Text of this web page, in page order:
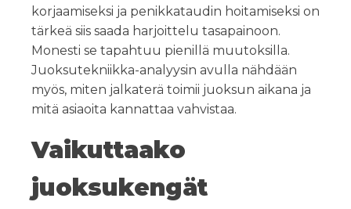
korjaamiseksi ja penikkataudin hoitamiseksi on
tärkeä siis saada harjoittelu tasapainoon.
Monesti se tapahtuu pienillä muutoksilla.
Juoksutekniikka-analyysin avulla nähdään
myös, miten jalkaterä toimii juoksun aikana ja
mitä asiaoita kannattaa vahvistaa.
Vaikuttaako
juoksukengät